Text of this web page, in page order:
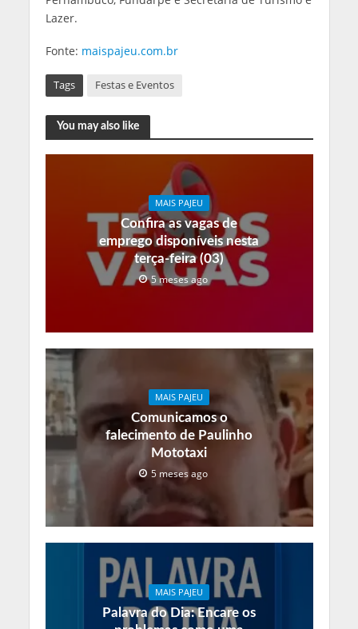
Lazer.
Fonte: maispajeu.com.br
Tags Festas e Eventos
You may also like
MAIS PAJEU
Confira as vagas de
emprego disponíveis nesta
terça-feira (03)
5 meses ago
MAIS PAJEU
Comunicamos o
falecimento de Paulinho
Mototaxi
5 meses ago
MAIS PAJEU
Palavra do Dia: Encare os